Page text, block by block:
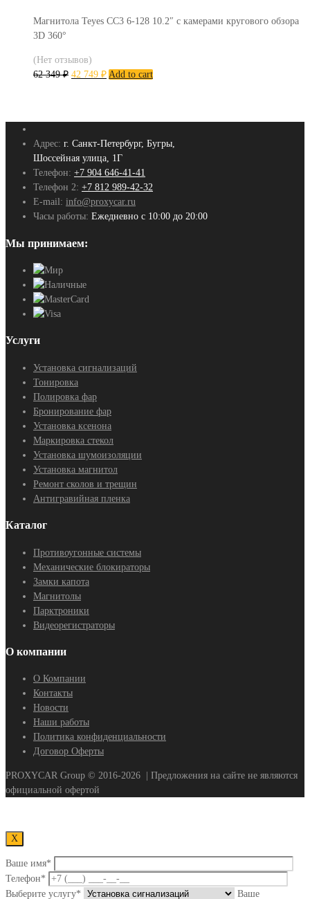
Магнитола Teyes CC3 6-128 10.2″ с камерами кругового обзора
3D 360°
(Нет отзывов)
62 349₽ 42 749 ₽ Add to cart
Адрес: г. Санкт-Петербург, Бугры,
Шоссейная улица, 1Г
Телефон: +7 904 646-41-41
Телефон 2: +7 812 989-42-32
E-mail: info@proxycar.ru
Часы работы: Ежедневно с 10:00 до 20:00
Мы принимаем:
Услуги
Установка сигнализаций
Тонировка
Полировка фар
Бронирование фар
Установка ксенона
Маркировка стекол
Установка шумоизоляции
Установка магнитол
Ремонт сколов и трещин
Антигравийная пленка
Каталог
Противоугонные системы
Механические блокираторы
Замки капота
Магнитолы
Парктроники
Видеорегистраторы
О компании
О Компании
Контакты
Новости
Наши работы
Политика конфиденциальности
Договор Оферты
PROXYCAR Group © 2016-2026
| Предложения на сайте не являются
официальной офертой
Х
Ваше имя*
Телефон*
Выберите услугу*
Ваше